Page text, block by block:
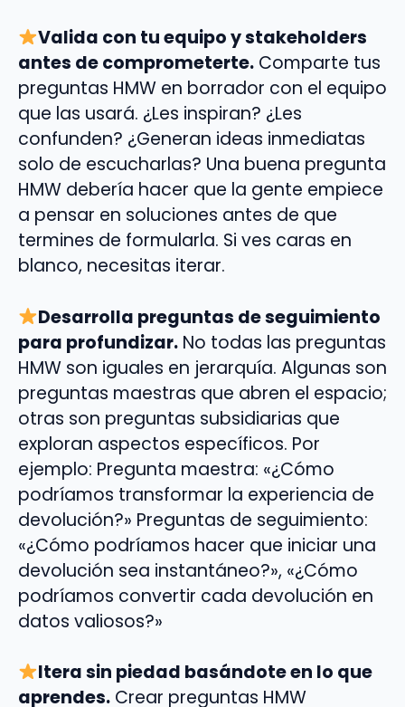
Valida con tu equipo y stakeholders
antes de comprometerte. Comparte tus
preguntas HMW en borrador con el equipo
que las usará. ¿Les inspiran? ¿Les
confunden? ¿Generan ideas inmediatas
solo de escucharlas? Una buena pregunta
HMW debería hacer que la gente empiece
a pensar en soluciones antes de que
termines de formularla. Si ves caras en
blanco, necesitas iterar.
Desarrolla preguntas de seguimiento
para profundizar. No todas las preguntas
HMW son iguales en jerarquía. Algunas son
preguntas maestras que abren el espacio;
otras son preguntas subsidiarias que
exploran aspectos específicos. Por
ejemplo: Pregunta maestra: «¿Cómo
podríamos transformar la experiencia de
devolución?» Preguntas de seguimiento:
«¿Cómo podríamos hacer que iniciar una
devolución sea instantáneo?», «¿Cómo
podríamos convertir cada devolución en
datos valiosos?»
Itera sin piedad basándote en lo que
aprendes. Crear preguntas HMW